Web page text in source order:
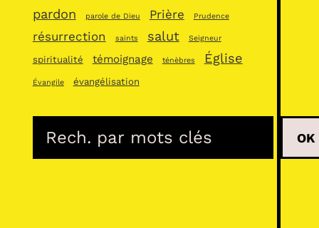
pardon parole de Dieu Prière Prudence
résurrection saints salut Seigneur
spiritualité témoignage ténèbres Église
Évangile évangélisation
OK